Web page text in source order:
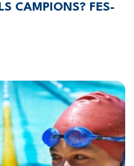
CAMPIONS? FES-